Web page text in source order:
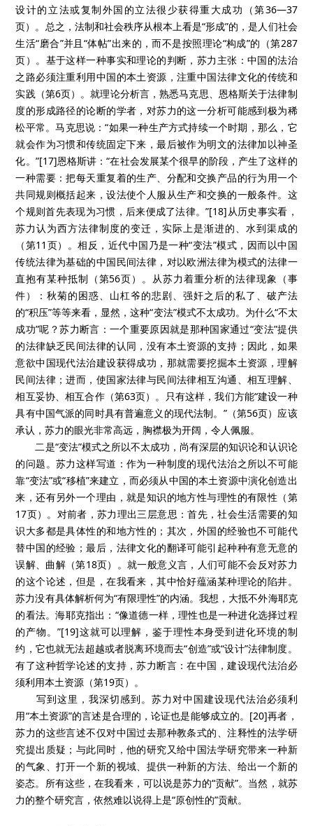
设计的立法或复制外国的立法很少获得重大成功（第36—37
页）。总之，法制和社会秩序从根本上看是“形成”的，是人们社会
生活“磨合”并且“体帖”出来的，而不是按照理论“构成”的（第287
页）。基于这样一种事实和理论的判断，苏力主张：中国的法治
之路必须注重利用中国的本土资源，注重中国法律文化的传统和
实践（第6页）。就理论分析言，熟悉马克思、恩格斯关于法律制
度的形成路径的论断的学者，对苏力的这一分析可能感到极为稀
松平常。马克思说：“如果一种生产方式持续一个时期，那么，它
就会作为习惯和传统固定下来，最后被作为明文的法律加以神圣
化。”[17]恩格斯讲：“在社会发展某个很早的阶段，产生了这样的
一种需要：把每天重复着的生产、分配和交换产品的行为用一个
共同规则概括起来，设法使个人服从生产和交换的一般条件。这
个规则首先表现为习惯，后来便成了法律。”[18]从历史事实看，
苏力认为西方法律制度的变迁，实际上是渐进的、水到渠成的
（第11页）。相反，近代中国乃是一种“变法”模式，因而以中国
传统法律为基础的中国民间法律，对以欧洲法律为模式的法律一
直抱有某种抵制（第56页）。从苏力着重分析的法律现象（事
件）：秋菊的困惑、山杠爷的悲剧、强奸之后的私了、破产法
的“积压”等等来看，显然，这种“变法”模式不太成功。为什么“不太
成功”呢？苏力断言：一个重要原因就是那种国家通过“变法”提供
的法律缺乏民间法律的认同，没有本土资源的支持；因此，如果
意欲中国现代法治建设获得成功，那就需要挖掘本土资源，理解
民间法律；进而，使国家法律与民间法律相互沟通、相互理解、
相互妥协、相互合作（第63页）。只有这样，我们方能“建设一种
具有中国气派的同时具有普遍意义的现代法制。”（第56页）应该
承认，苏力的眼光非常高远，胸襟极为开阔，令人佩服。
二是“变法”模式之所以不太成功，尚有深层的知识论和认识论
的问题。苏力这样写道：作为一种制度的现代法治之所以不可能
靠“变法”或“移植”来建立，而必须从中国的本土资源中演化创造出
来，还有另外一个理由，就是知识的地方性与理性的有限性（第
17页）。对前者，苏力理出三层意思：首先，社会生活需要的知
识大多都是具体性的和地方性的；其次，外国的经验也不可能代
替中国的经验；最后，法律文化的翻译可能引起种种有意无意的
误解、曲解（第18页）。就一般意义言，人们可能不会反对苏力
的这个论述，但是，在我看来，其中恰好蕴涵某种理论的陷井。
苏力没有具体解析何为“有限理性”的内涵。我想，大抵不外海耶克
的看法。海耶克指出：“像道德一样，理性也是一种进化选择过程
的产物。”[19]这就可以理解，鉴于理性本身受到进化环境的制
约，它也就无法超越或者脱离环境而去“创造”或“设计”法律制度。
有了这种哲学论述的支持，苏力断言：在中国，建设现代法治必
须利用本土资源（第19页）。
写到这里，我深切感到。苏力对中国建设现代法治必须利
用“本土资源”的言述是合理的，论证也是能够成立的。[20]再者，
苏力的这些言述不仅对中国过去那种教条式的、注释性的法学研
究提出质疑；与此同时，他的研究又给中国法学研究带来一种新
的气象、打开一个新的视域、提供一种新的方法、给出一个新的
姿态。所有这些，在我看来，可以说是苏力的“贡献”。当然，就苏
力的整个研究言，依然难以说得上是“原创性的”贡献。